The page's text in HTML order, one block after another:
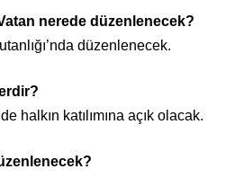
nerede düzenlenecek?
düzenlenecek.
halkın katılımına açık olacak.